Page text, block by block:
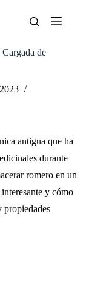
de
antigua que ha
durante
romero en un
y cómo
propiedades